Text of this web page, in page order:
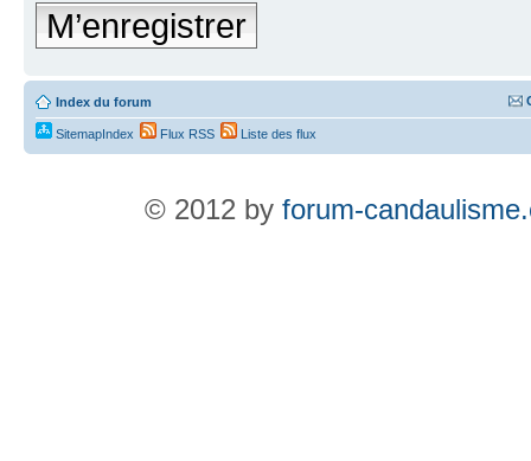
M’enregistrer
Index du forum
SitemapIndex Flux RSS Liste des flux
© 2012 by forum-